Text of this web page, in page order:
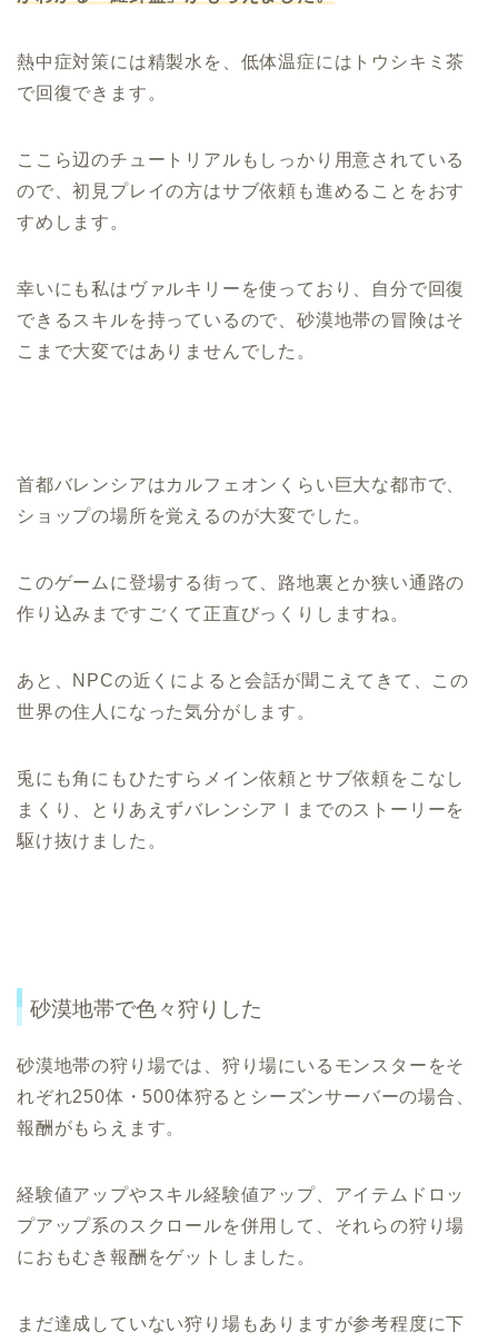
熱中症対策には精製水を、低体温症にはトウシキミ茶
で回復できます。
ここら辺のチュートリアルもしっかり用意されている
ので、初見プレイの方はサブ依頼も進めることをおす
すめします。
幸いにも私はヴァルキリーを使っており、自分で回復
できるスキルを持っているので、砂漠地帯の冒険はそ
こまで大変ではありませんでした。
首都バレンシアはカルフェオンくらい巨大な都市で、
ショップの場所を覚えるのが大変でした。
このゲームに登場する街って、路地裏とか狭い通路の
作り込みまですごくて正直びっくりしますね。
あと、NPCの近くによると会話が聞こえてきて、この
世界の住人になった気分がします。
兎にも角にもひたすらメイン依頼とサブ依頼をこなし
まくり、とりあえずバレンシアⅠまでのストーリーを
駆け抜けました。
砂漠地帯で色々狩りした
砂漠地帯の狩り場では、狩り場にいるモンスターをそ
れぞれ250体・500体狩るとシーズンサーバーの場合、
報酬がもらえます。
経験値アップやスキル経験値アップ、アイテムドロッ
プアップ系のスクロールを併用して、それらの狩り場
におもむき報酬をゲットしました。
まだ達成していない狩り場もありますが参考程度に下